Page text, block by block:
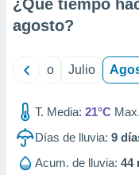
de
1199
¿Qué tiempo
agosto?
Junio Julio
T. Media: 21°C
Días de lluvia: 9
Acum. de lluvia: 44